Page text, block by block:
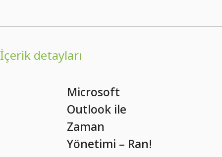
İçerik detayları
Microsoft
Outlook ile
Zaman
Yönetimi – Ran!